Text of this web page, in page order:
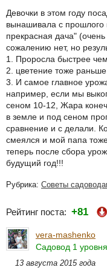
Девочки в этом году
вынашивала с прошлого
прекрасная дача"
сожалению нет, но
1. Проросла быстрее
2. цветение тоже раньше
3. И самое главное
например, если мы
сеном 10-12, Жара
в земле и под сеном
сравнение и с делали.
смеялся и мой папа
теперь после сбора
будущий год!!!
Рубрика: Советы
Рейтинг поста: +81
vera-mashenko
Садовод 1 уровня
13 августа 2015 года